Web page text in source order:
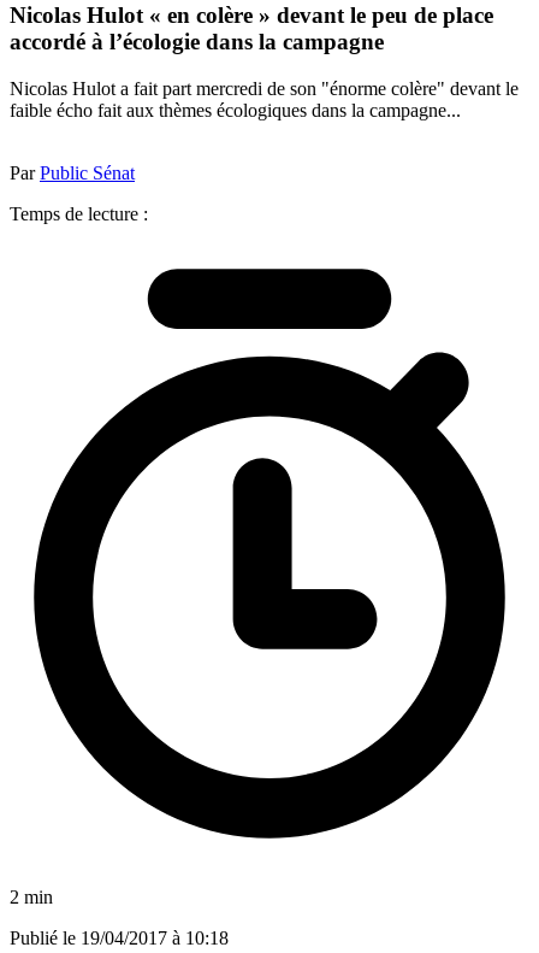
Nicolas Hulot « en colère » devant le peu de place
accordé à l’écologie dans la campagne
Nicolas Hulot a fait part mercredi de son "énorme colère" devant le
faible écho fait aux thèmes écologiques dans la campagne...
ParPublic Sénat
Temps de lecture :
2 min
Publié le 19/04/2017 à 10:18